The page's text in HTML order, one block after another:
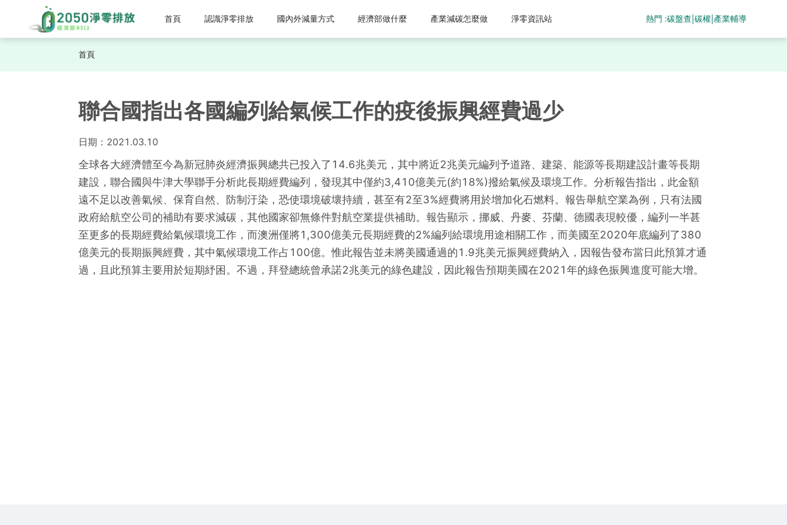
首頁 認識淨零排放 國內外減量方式 經濟部做什麼 產業減碳怎麼做 淨零資訊站 熱門 :碳盤查 |碳權 產業輔導
首頁
聯合國指出各國編列給氣候工作的疫後振興經費過少
日期： 2021.03.10
全球各大經濟體至今為新冠肺炎經濟振興總共已投入了14.6兆美元，其中將近2兆美元編列予道路、建築、能源等長期建設計畫等長期
建設，聯合國與牛津大學聯手分析此長期經費編列，發現其中僅約3,410億美元(約18%)撥給氣候及環境工作。分析報告指出，此金額
遠不足以改善氣候、保育自然、防制汙染，恐使環境破壞持續，甚至有2至3%經費將用於增加化石燃料。報告舉航空業為例，只有法國
政府給航空公司的補助有要求減碳，其他國家卻無條件對航空業提供補助。報告顯示，挪威、丹麥、芬蘭、德國表現較優，編列一半甚
至更多的長期經費給氣候環境工作，而澳洲僅將1,300億美元長期經費的2%編列給環境用途相關工作，而美國至2020年底編列了380
億美元的長期振興經費，其中氣候環境工作占100億。惟此報告並未將美國通過的1.9兆美元振興經費納入，因報告發布當日此預算才通
過，且此預算主要用於短期紓困。不過，拜登總統曾承諾2兆美元的綠色建設，因此報告預期美國在2021年的綠色振興進度可能大增。